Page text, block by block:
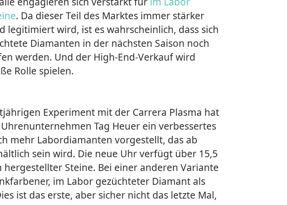
. Da dieser Teil des Marktes immer stärker
legitimiert wird, ist es wahrscheinlich, dass sich
Diamanten in der nächsten Saison noch
werden. Und der High-End-Verkauf wird
Rolle spielen.
Experiment mit der Carrera Plasma hat
Tag Heuer ein verbessertes
mehr Labordiamanten vorgestellt, das ab
sein wird. Die neue Uhr verfügt über 15,5
hergestellter Steine. Bei einer anderen Variante
im Labor gezüchteter Diamant als
ist das erste, aber sicher nicht das letzte Mal,